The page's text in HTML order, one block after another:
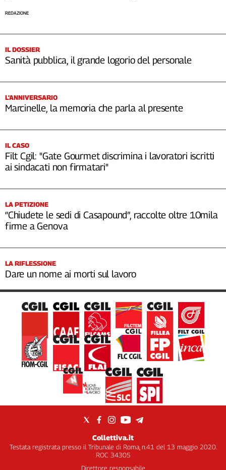
REDAZIONE
IL DOSSIER
Sanità pubblica, il grande logorio del personale
L'ANNIVERSARIO
Marcinelle, la memoria che parla al presente
IL CASO
Filt Cgil: "Gate Gourmet discrimina i lavoratori iscritti
ai sindacati non firmatari"
LA PETIZIONE
“Chiudete le sedi di Casapound”, raccolte oltre 10mila
firme a Genova
LA RIFLESSIONE
Dare un nome ai morti sul lavoro
Collettiva.it
Testata registrata presso il Tribunale di Roma, n.41 del 13 maggio 2020.
ROC 34305
Direttore responsabile